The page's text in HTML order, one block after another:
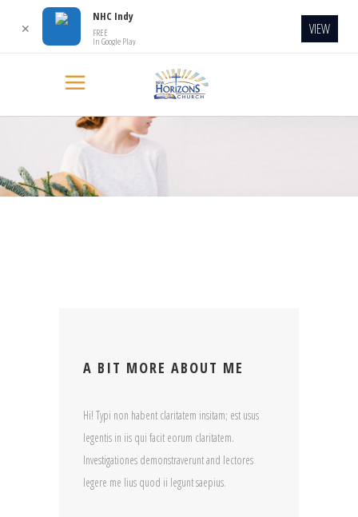
A BIT MORE ABOUT ME
Hi! Typi non habent claritatem insitam; est usus
legentis in iis qui facit eorum claritatem.
Investigationes demonstraverunt and lectores
legere me lius quod ii legunt saepius.
✕
NHC Indy
FREE
In Google Play
VIEW